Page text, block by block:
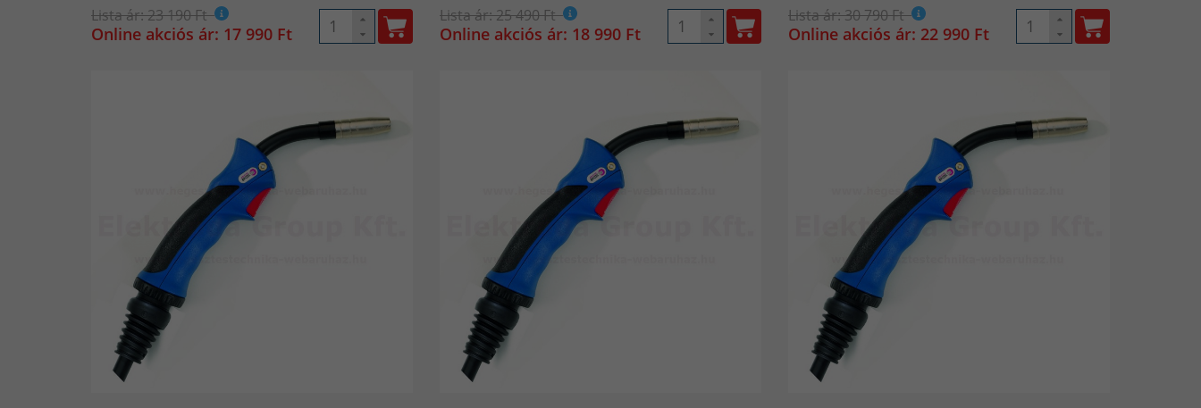
Lista ár: 23 190 Ft
Online akciós ár: 17 990 Ft
Lista ár: 25 490 Ft
Online akciós ár: 18 990 Ft
Lista ár: 30 790 Ft
Online akciós ár: 22 990 Ft